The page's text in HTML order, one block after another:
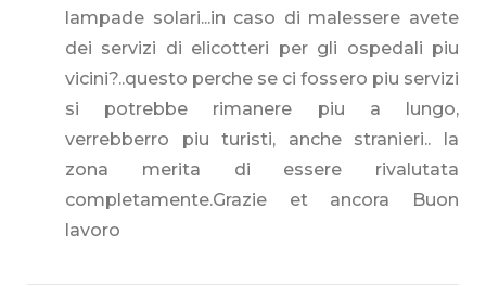
lampade solari...in caso di malessere avete
dei servizi di elicotteri per gli ospedali piu
vicini?..questo perche se ci fossero piu servizi
si potrebbe rimanere piu a lungo,
verrebberro piu turisti, anche stranieri.. la
zona merita di essere rivalutata
completamente.Grazie et ancora Buon
lavoro